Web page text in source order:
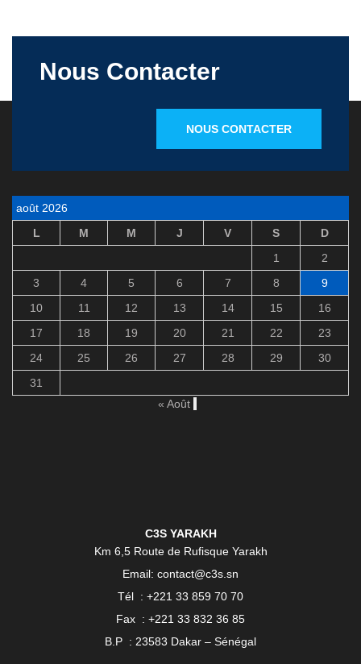
Nous Contacter
NOUS CONTACTER
août 2026
L
M M J V S
D
1
2
3
4 5 6 7 8
9
10
11 12 13 14 15
16
17
18 19 20 21 22
23
24
25 26 27 28 29
30
31
« Août
C3S YARAKH
Km 6,5 Route de Rufisque Yarakh
Email: contact@c3s.sn
Tél : +221 33 859 70 70
Fax : +221 33 832 36 85
B.P : 23583 Dakar – Sénégal